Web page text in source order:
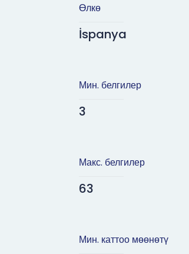
Өлкө
İspanya
Мин. белгилер
3
Макс. белгилер
63
Мин. каттоо мөөнөтү